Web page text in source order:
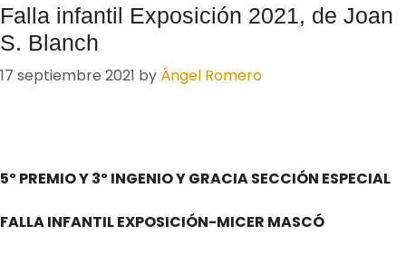
Falla infantil Exposición 2021, de Joan
S. Blanch
17 septiembre 2021 by Ángel Romero
5º PREMIO Y 3º INGENIO Y GRACIA SECCIÓN ESPECIAL
FALLA INFANTIL EXPOSICIÓN-MICER MASCÓ